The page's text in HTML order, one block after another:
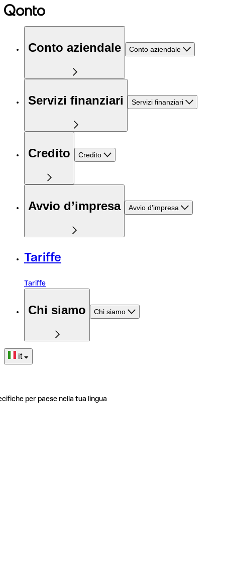
Conto aziendale Conto aziendale
Servizi finanziari Servizi finanziari
Credito Credito
Avvio d’impresa Avvio d’impresa
Tariffe
Tariffe
Chi siamo Chi siamo
it
per paese nella tua lingua